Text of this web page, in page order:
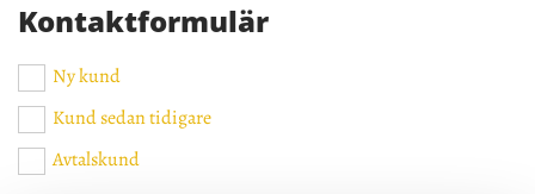
Kontaktformulär
Ny kund
Kund sedan tidigare
Avtalskund